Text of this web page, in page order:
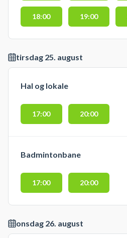
18:00 19:00
tirsdag 25. august
Hal og lokale
17:00 20:00
Badmintonbane
17:00 20:00
onsdag 26. august